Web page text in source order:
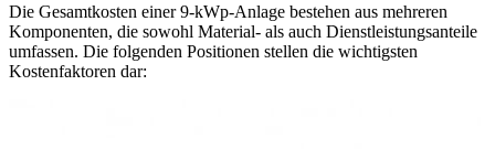
Die Gesamtkosten einer 9-kWp-Anlage bestehen aus mehreren
Komponenten, die sowohl Material- als auch Dienstleistungsanteile
umfassen. Die folgenden Positionen stellen die wichtigsten
Kostenfaktoren dar: